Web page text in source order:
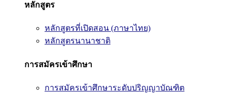
หลักสูตร
หลักสูตรที่เปิดสอน (ภาษาไทย)
หลักสูตรนานาชาติ
การสมัครเข้าศึกษา
การสมัครเข้าศึกษาระดับปริญญาบัณฑิต